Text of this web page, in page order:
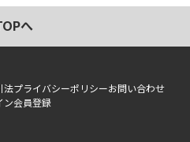
へ
法プライバシーポリシーお問い合わせ
ン会員登録